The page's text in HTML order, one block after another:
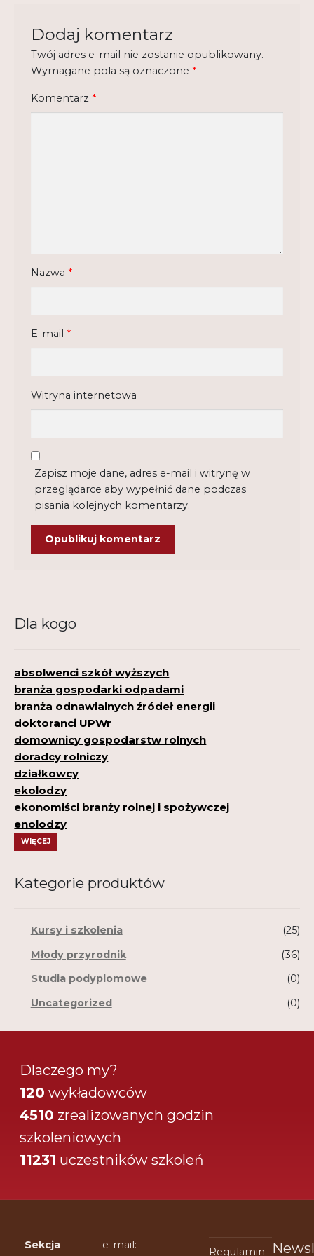
Shop
Test
Tutor na UPWr
Dodaj komentarz
Twój adres e-mail nie zostanie opublikowany.
Wymagane pola są oznaczone *
Komentarz *
Nazwa *
E-mail *
Witryna internetowa
Zapisz moje dane, adres e-mail i witrynę w
przeglądarce aby wypełnić dane podczas
pisania kolejnych komentarzy.
Dla kogo
absolwenci szkół wyższych
branża gospodarki odpadami
branża odnawialnych źródeł energii
doktoranci UPWr
domownicy gospodarstw rolnych
doradcy rolniczy
działkowcy
ekolodzy
ekonomiści branży rolnej i spożywczej
enolodzy
WIĘCEJ
Kategorie produktów
Kursy i szkolenia
(25)
Młody przyrodnik
(36)
Studia podyplomowe
(0)
Uncategorized
(0)
Dlaczego my?
120 wykładowców
4510 zrealizowanych godzin
szkoleniowych
11231 uczestników szkoleń
Sekcja
e-mail:
Regulamin